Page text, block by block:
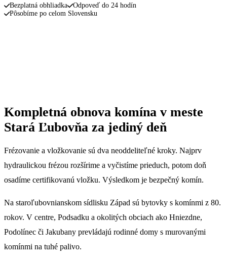
Bezplatná obhliadka
Odpoveď do 24 hodín
Pôsobíme po celom Slovensku
Kompletná obnova komína v meste
Stará Ľubovňa za jediný deň
Frézovanie a vložkovanie sú dva neoddeliteľné kroky. Najprv
hydraulickou frézou rozšírime a vyčistíme prieduch, potom doň
osadíme certifikovanú vložku. Výsledkom je bezpečný komín.
Na staroľubovnianskom sídlisku Západ sú bytovky s komínmi z 80.
rokov. V centre, Podsadku a okolitých obciach ako Hniezdne,
Podolínec či Jakubany prevládajú rodinné domy s murovanými
komínmi na tuhé palivo.